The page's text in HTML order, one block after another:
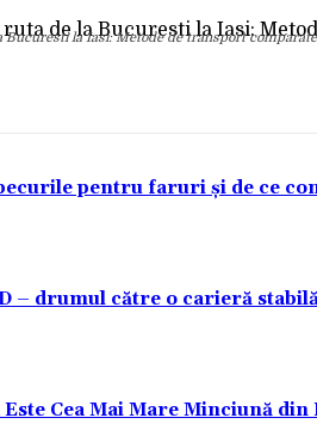
Bucuresti la Iasi: Metode de transport comparate
pentru faruri și de ce
– drumul către o carieră
Este Cea Mai Mare Minciună